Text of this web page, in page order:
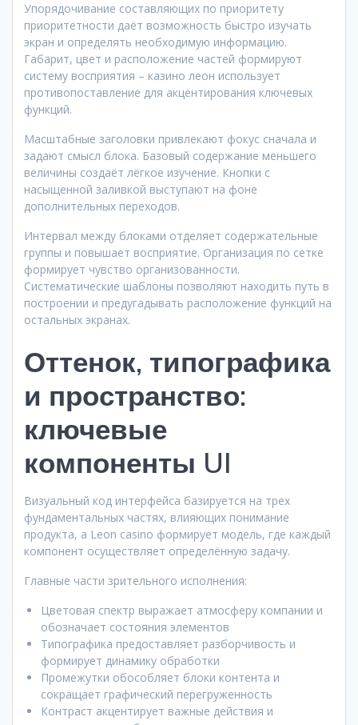
Упорядочивание составляющих по приоритету
приоритетности даёт возможность быстро изучать
экран и определять необходимую информацию.
Габарит, цвет и расположение частей формируют
систему восприятия – казино леон использует
противопоставление для акцентирования ключевых
функций.
Масштабные заголовки привлекают фокус сначала и
задают смысл блока. Базовый содержание меньшего
величины создаёт лёгкое изучение. Кнопки с
насыщенной заливкой выступают на фоне
дополнительных переходов.
Интервал между блоками отделяет содержательные
группы и повышает восприятие. Организация по сетке
формирует чувство организованности.
Систематические шаблоны позволяют находить путь в
построении и предугадывать расположение функций на
остальных экранах.
Оттенок, типографика
и пространство:
ключевые
компоненты UI
Визуальный код интерфейса базируется на трех
фундаментальных частях, влияющих понимание
продукта, а Leon casino формирует модель, где каждый
компонент осуществляет определённую задачу.
Главные части зрительного исполнения:
Цветовая спектр выражает атмосферу компании и
обозначает состояния элементов
Типографика предоставляет разборчивость и
формирует динамику обработки
Промежутки обособляет блоки контента и
сокращает графический перегруженность
Контраст акцентирует важные действия и